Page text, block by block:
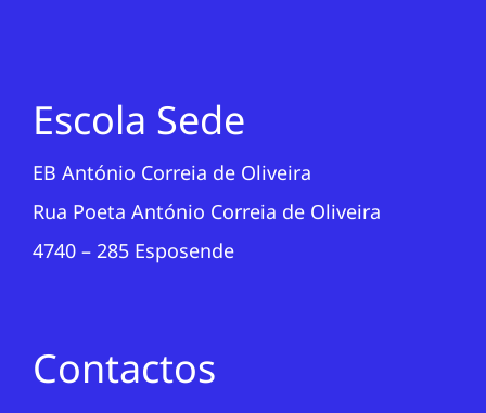
Escola Sede
EB António Correia de Oliveira
Rua Poeta António Correia de Oliveira
4740 – 285 Esposende
Contactos